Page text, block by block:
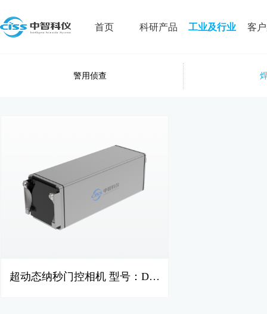
首页 科研产品 工业及行业 客
警用侦查
超动态纳秒门控相机 型号：DX-